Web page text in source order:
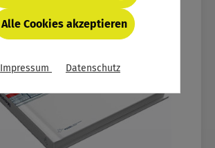
Alle Cookies akzeptieren
Impressum Datenschutz